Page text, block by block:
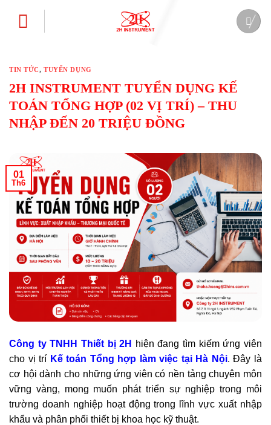
TIN TỨC,TUYỂN DỤNG
2H INSTRUMENT TUYỂN DỤNG KẾ
TOÁN TỔNG HỢP (02 VỊ TRÍ) – THU
NHẬP ĐẾN 20 TRIỆU ĐỒNG
01
Th6
Công ty TNHH Thiết bị 2H
hiện đang tìm kiếm ứng viên
cho vị trí Kế toán Tổng hợp làm việc tại Hà Nội. Đây là
cơ hội dành cho những ứng viên có nền tảng chuyên môn
vững vàng, mong muốn phát triển sự nghiệp trong môi
trường doanh nghiệp hoạt động trong lĩnh vực xuất nhập
khẩu và phân phối thiết bị khoa học kỹ thuật.